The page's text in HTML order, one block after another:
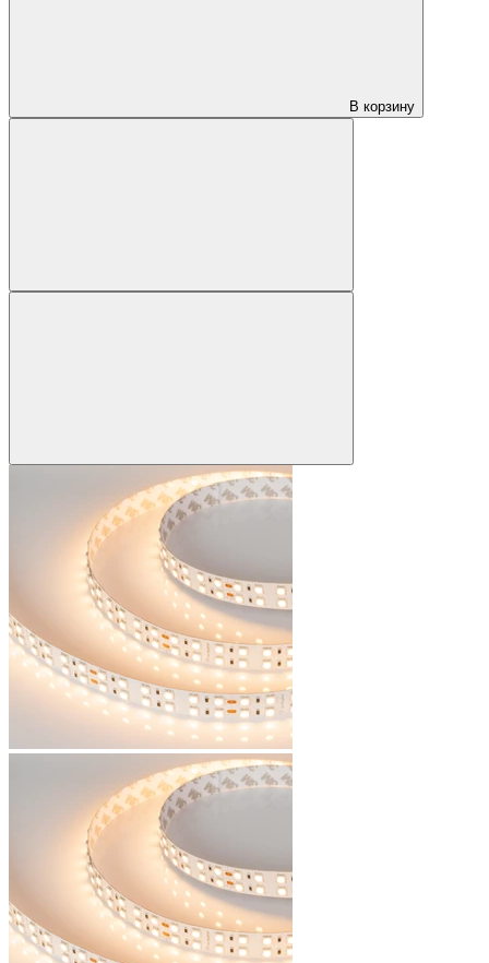
В корзину